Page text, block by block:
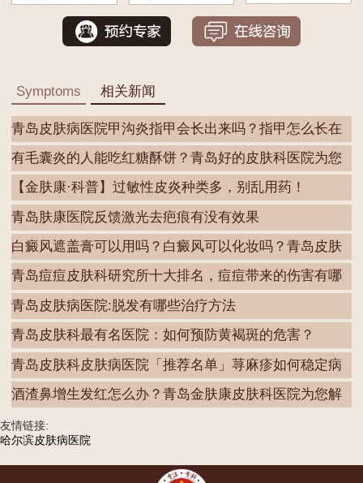
Symptoms 相关新闻
青岛皮肤病医院甲沟炎指甲会长出来吗？指甲怎么长在
肉
有毛囊炎的人能吃红糖酥饼？青岛好的皮肤科医院为您
解
【金肤康·科普】过敏性皮炎种类多，别乱用药！
青岛肤康医院反馈激光去疤痕有没有效果
白癜风遮盖膏可以用吗？白癜风可以化妆吗？青岛皮肤
病
青岛痘痘皮肤科研究所十大排名，痘痘带来的伤害有哪
些
青岛皮肤病医院:脱发有哪些治疗方法
青岛皮肤科最有名医院：如何预防黄褐斑的危害？
青岛皮肤科皮肤病医院「推荐名单」荨麻疹如何稳定病
情
酒渣鼻增生发红怎么办？青岛金肤康皮肤科医院为您解
答
友情链接:
哈尔滨皮肤病医院